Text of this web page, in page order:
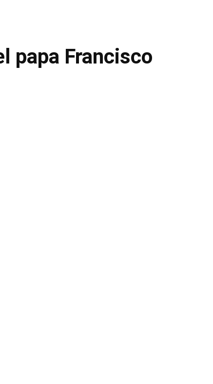
papa Francisco